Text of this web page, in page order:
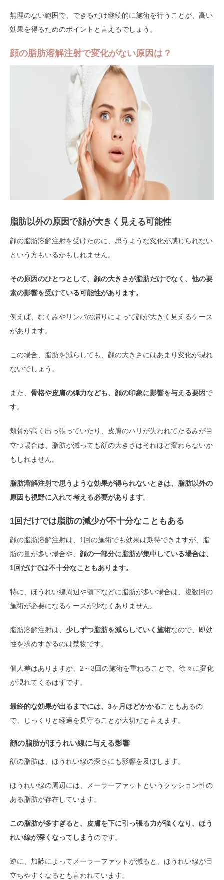
無理のない範囲で、できるだけ継続的に施術を行うことが、高い
効果を得るためのポイントと言えるでしょう。
顔の脂肪溶解注射で変化がない原因は？
脂肪以外の原因で顔が大きく見える可能性
顔の脂肪溶解注射を受けたのに、思うような変化が感じられない
という方もいるかもしれません。
その原因のひとつとして、顔の大きさが脂肪だけでなく、他の要
素の影響を受けている可能性があります。
例えば、むくみやリンパの滞りによって顔が大きく見えるケース
があります。
この場合、脂肪を減らしても、顔の大きさにはあまり変化が現れ
ないでしょう。
また、 骨格や皮膚の弾力なども、顔の印象に影響を与える要因で
す。
頬骨が高く出っ張っていたり、皮膚のハリが失われてたるみが目
立つ場合は、脂肪が減っても顔の大きさはそれほど変わらないか
もしれません。
脂肪溶解注射で思うような効果が得られないときは、脂肪以外の
原因も視野に入れて考える必要があります。
1回だけでは脂肪の減少が不十分なこともある
顔の脂肪溶解注射は、1回の施術でも効果は期待できますが、脂
肪の量が多い場合や、 顔の一部分に脂肪が集中している場合は、
1回だけでは不十分なこともあります。
特に、ほうれい線周辺や顎下などに脂肪が多い場合は、複数回の
施術が必要になるケースが少なくありません。
脂肪溶解注射は、 少しずつ脂肪を減らしていく施術なので、即効
性を求めすぎるのは禁物です。
個人差はありますが、2～3回の施術を重ねることで、徐々に変化
が現れてくるはずです。
最終的な効果が出るまでには、3ヶ月ほどかかることもあるの
で、じっくりと経過を見守ることが大切だと言えます。
顔の脂肪がほうれい線に与える影響
顔の脂肪は、ほうれい線の深さにも影響を及ぼします。
ほうれい線の周辺には、メーラーファットというクッション性の
ある脂肪が存在しています。
この脂肪が多すぎると、皮膚を下に引っ張る力が強くなり、ほう
れい線が深くなってしまうのです。
逆に、加齢によってメーラーファットが減ると、ほうれい線が目
立ちやすくなるとも言われています。